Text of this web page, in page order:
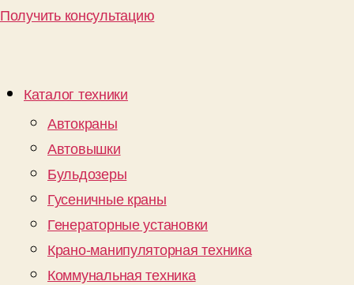
Получить консультацию
Каталог техники
Автокраны
Автовышки
Бульдозеры
Гусеничные краны
Генераторные установки
Крано-манипуляторная техника
Коммунальная техника